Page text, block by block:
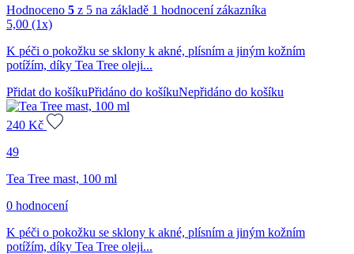
Hodnoceno 5 z 5 na základě 1 hodnocení zákazníka
5,00 (1x)
K péči o pokožku se sklony k akné, plísním a jiným kožním
potížím, díky Tea Tree oleji...
Přidat do košíkuPřidáno do košíkuNepřidáno do košíku
240 Kč
49
Tea Tree mast, 100 ml
0 hodnocení
K péči o pokožku se sklony k akné, plísním a jiným kožním
potížím, díky Tea Tree oleji...